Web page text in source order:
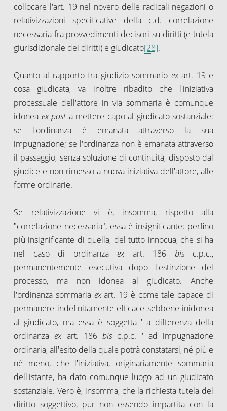
collocare l'art. 19 nel novero delle radicali negazioni o
relativizzazioni specificative della c.d. correlazione
necessaria fra provvedimenti decisori su diritti (e tutela
giurisdizionale dei diritti) e giudicato[28].
Quanto al rapporto fra giudizio sommario exart. 19 e
cosa giudicata, va inoltre ribadito che l'iniziativa
processuale dell'attore in via sommaria è comunque
idonea ex posta mettere capo al giudicato sostanziale:
se l'ordinanza è emanata attraverso la sua
impugnazione; se l'ordinanza non è emanata attraverso
il passaggio, senza soluzione di continuità, disposto dal
giudice e non rimesso a nuova iniziativa dell'attore, alle
forme ordinarie.
Se relativizzazione vi è, insomma, rispetto alla
"correlazione necessaria", essa è insignificante; perfino
più insignificante di quella, del tutto innocua, che si ha
nel caso di ordinanza ex art. 186 bisc.p.c.,
permanentemente esecutiva dopo l'estinzione del
processo, ma non idonea al giudicato. Anche
l'ordinanza sommaria exart. 19 è come tale capace di
permanere indefinitamente efficace sebbene inidonea
al giudicato, ma essa è soggetta ' a differenza della
ordinanzaex art. 186 bisc.p.c. ' ad impugnazione
ordinaria, all'esito della quale potrà constatarsi, né più e
né meno, che l'iniziativa, originariamente sommaria
dell'istante, ha dato comunque luogo ad un giudicato
sostanziale. Vero è, insomma, che la richiesta tutela del
diritto soggettivo, pur non essendo impartita con la